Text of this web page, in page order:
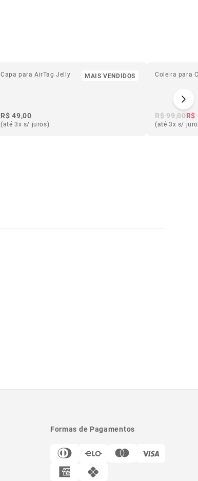
MAIS VENDIDOS
Capa para AirTag Jelly
R$ 49,00
(até 3x s/ juros)
Coleira para
R$ 99,00R$
(até 3x s/
Formas de Pagamentos